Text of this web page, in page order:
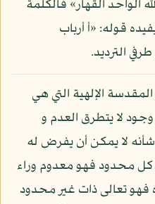
الواحد القهار» فالكلمة
قوله: «أ أرباب
الترديد.
المقدسة الإلهية التي هي
لا يتطرق العدم و
شأنه لا يمكن أن يفرض له
محدود فهو معدوم وراء
فهو تعالى ذات غير محدود